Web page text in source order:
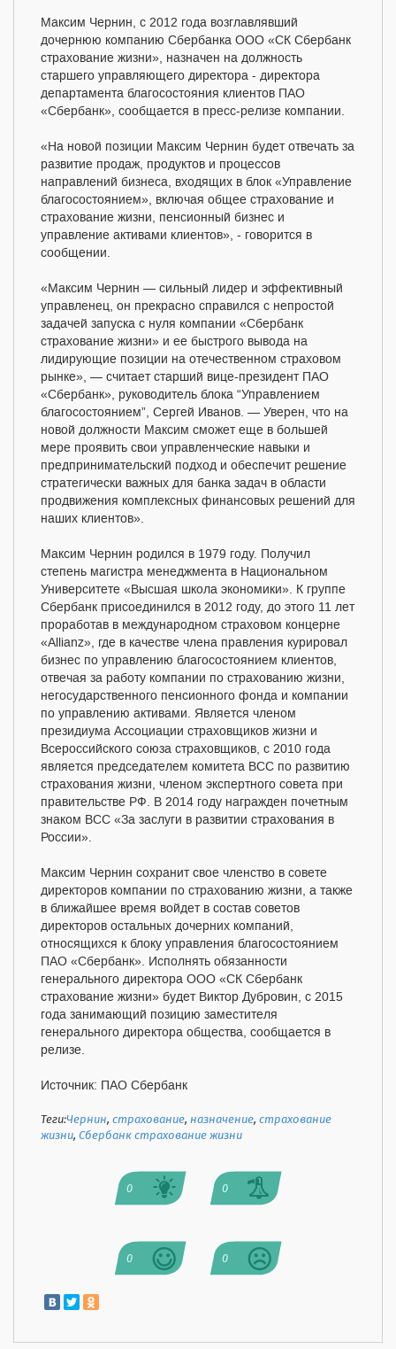
Максим Чернин, с 2012 года возглавлявший
дочернюю компанию Сбербанка ООО «СК Сбербанк
страхование жизни», назначен на должность
старшего управляющего директора - директора
департамента благосостояния клиентов ПАО
«Сбербанк», сообщается в пресс-релизе компании.
«На новой позиции Максим Чернин будет отвечать за
развитие продаж, продуктов и процессов
направлений бизнеса, входящих в блок «Управление
благосостоянием», включая общее страхование и
страхование жизни, пенсионный бизнес и
управление активами клиентов», - говорится в
сообщении.
«Максим Чернин — сильный лидер и эффективный
управленец, он прекрасно справился с непростой
задачей запуска с нуля компании «Сбербанк
страхование жизни» и ее быстрого вывода на
лидирующие позиции на отечественном страховом
рынке», — считает старший вице-президент ПАО
«Сбербанк», руководитель блока “Управлением
благосостоянием”, Сергей Иванов. — Уверен, что на
новой должности Максим сможет еще в большей
мере проявить свои управленческие навыки и
предпринимательский подход и обеспечит решение
стратегически важных для банка задач в области
продвижения комплексных финансовых решений для
наших клиентов».
Максим Чернин родился в 1979 году. Получил
степень магистра менеджмента в Национальном
Университете «Высшая школа экономики». К группе
Сбербанк присоединился в 2012 году, до этого 11 лет
проработав в международном страховом концерне
«Allianz», где в качестве члена правления курировал
бизнес по управлению благосостоянием клиентов,
отвечая за работу компании по страхованию жизни,
негосударственного пенсионного фонда и компании
по управлению активами. Является членом
президиума Ассоциации страховщиков жизни и
Всероссийского союза страховщиков, с 2010 года
является председателем комитета ВСС по развитию
страхования жизни, членом экспертного совета при
правительстве РФ. В 2014 году награжден почетным
знаком ВСС «За заслуги в развитии страхования в
России».
Максим Чернин сохранит свое членство в совете
директоров компании по страхованию жизни, а также
в ближайшее время войдет в состав советов
директоров остальных дочерних компаний,
относящихся к блоку управления благосостоянием
ПАО «Сбербанк». Исполнять обязанности
генерального директора ООО «СК Сбербанк
страхование жизни» будет Виктор Дубровин, с 2015
года занимающий позицию заместителя
генерального директора общества, сообщается в
релизе.
Источник: ПАО Сбербанк
Теги:Чернин,страхование,назначение,страхование
жизни,Сбербанк страхование жизни
0 0
0 0